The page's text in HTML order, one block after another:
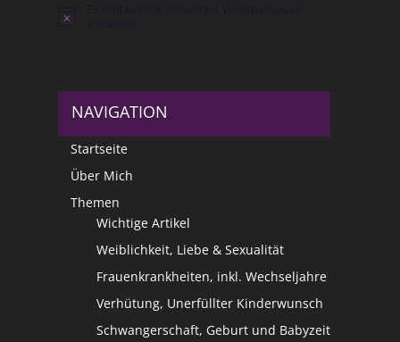
Hinweis
NAVIGATION
Startseite
Über Mich
Themen
Wichtige Artikel
Weiblichkeit, Liebe & Sexualität
Frauenkrankheiten, inkl. Wechseljahre
Verhütung, Unerfüllter Kinderwunsch
Schwangerschaft, Geburt und Babyzeit